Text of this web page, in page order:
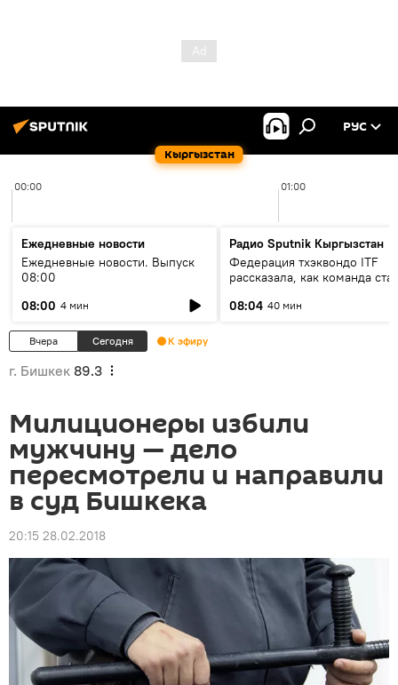
Кыргызстан
РУС
00:00 01:00
Ежедневные новости
Ежедневные новости. Выпуск
08:00
08:00 4 мин
Радио Sputnik Кыргызстан
Федерация тхэквондо ITF
рассказала, как команда
08:04 40 мин
Вчера Сегодня К эфиру
г. Бишкек 89.3
Милиционеры избили
мужчину — дело
пересмотрели и направили
в суд Бишкека
20:15 28.02.2018